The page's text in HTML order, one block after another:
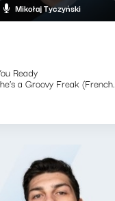
Mikołaj Tyczyński
Ready
a Groovy Freak